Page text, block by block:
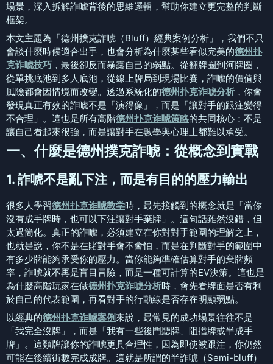
場景，深入拆解詐唬背後的思維邏輯，幫助你建立更完整的判斷
框架。
本文主題為「德州撲克詐唬（Bluff）經典案例分析」，我們不只
會談什麼時候適合出手，也會分析為什麼某些看似完美的德州扑
克诈唬技巧 ，最後卻反而暴露自己的弱點。從翻牌圈到河牌圈，
從單挑底池到多人底池，從線上牌局到現場比賽，詐唬的價值與
風險都會因情境而改變。透過系統化的德州扑克诈唬分析 ，你會
發現真正有效的詐唬不是「演得像」，而是「讓對手的跟注變得
不合理」。這也是所有高階德州扑克诈唬策略的共同核心：不是
讓自己看起來很強，而是讓對手在數學與心理上都難以承受。
一、什麼是德州撲克詐唬：從概念到實戰
1. 詐唬不是亂下注，而是有目的的壓力輸出
很多人學習德州扑克诈唬教学時，最先接觸到的概念就是「當你
沒有成手牌時，也可以下注讓對手棄牌」。這句話雖然沒錯，但
太過簡化。真正的詐唬，必須建立在你對對手範圍的理解之上，
也就是說，你不是在賭對手會不會怕，而是在判斷對手的範圍中
有多少牌能夠承受你的壓力。當你能夠準確估算對手的棄牌頻
率，詐唬就不再是盲目冒險，而是一種可計算的EV決策。這也是
為什麼高階玩家在做德州扑克诈唬分析時，會先看牌面是否有利
於自己的代表範圍，再看對手的行動線是否存在明顯弱點。
以經典的德州扑克诈唬案例來說，最常見的成功場景往往不是
「我完全沒牌」，而是「我有一些後門聽牌、阻擋牌或半成手
牌」。這類牌讓你的詐唬更具合理性，因為即使被跟注，你仍然
可能在後續街數完成成牌。這就是所謂的半詐唬（Semi-bluff）